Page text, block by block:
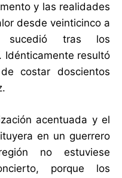
y las realidades
desde veinticinco a
sucedió tras los
Idénticamente resultó
costar doscientos
acentuada y el
en un guerrero
no estuviese
porque los